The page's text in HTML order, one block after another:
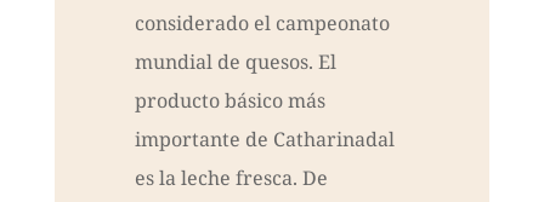
considerado el campeonato
mundial de quesos. El
producto básico más
importante de Catharinadal
es la leche fresca. De